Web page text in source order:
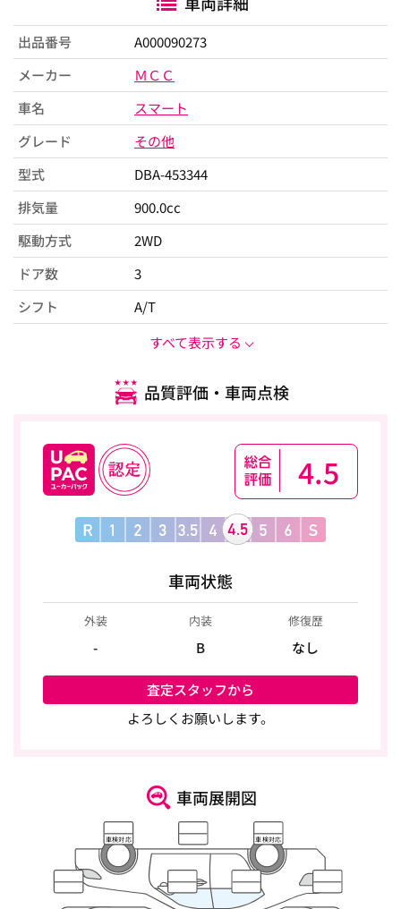
出品番号
A000090273
メーカー
ＭＣＣ
車名
スマート
グレード
その他
型式
DBA-453344
排気量
900.0cc
駆動方式
2WD
ドア数
3
シフト
A/T
すべて表示する
品質評価・車両点検
4.5
車両状態
外装
-
内装
B
修復歴
なし
査定スタッフから
よろしくお願いします。
車両展開図
車検対応 車検対応